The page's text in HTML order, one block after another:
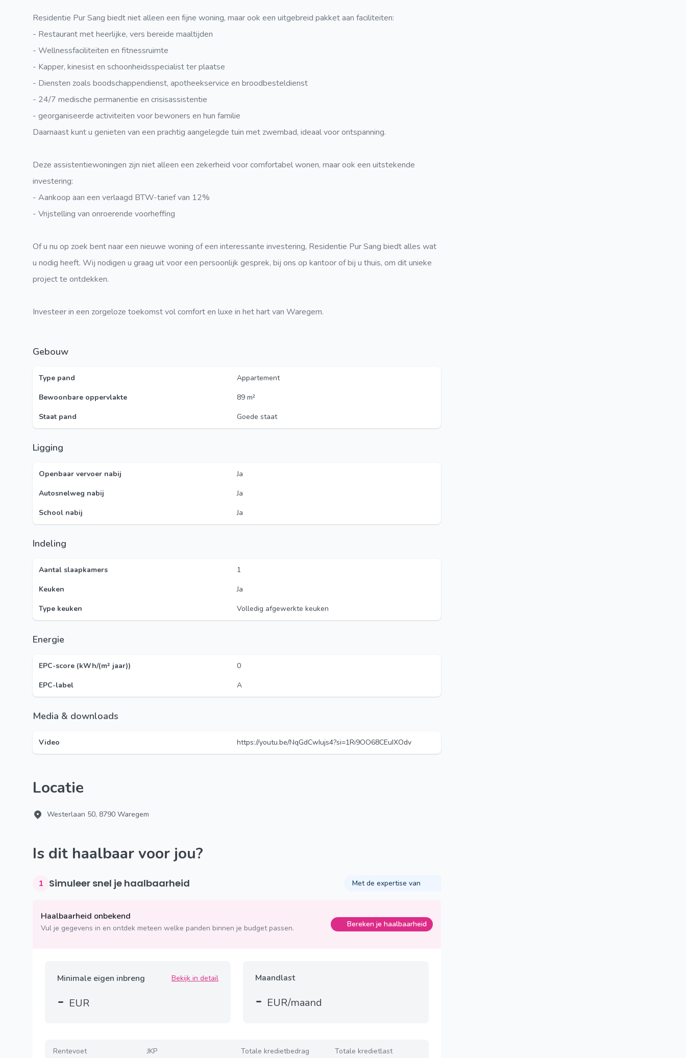
Residentie Pur Sang biedt niet alleen een fijne woning, maar ook een uitgebreid pakket aan faciliteiten:
- Restaurant met heerlijke, vers bereide maaltijden
- Wellnessfaciliteiten en fitnessruimte
- Kapper, kinesist en schoonheidsspecialist ter plaatse
- Diensten zoals boodschappendienst, apotheekservice en broodbesteldienst
- 24/7 medische permanentie en crisisassistentie
- georganiseerde activiteiten voor bewoners en hun familie
Daarnaast kunt u genieten van een prachtig aangelegde tuin met zwembad, ideaal voor ontspanning.
Deze assistentiewoningen zijn niet alleen een zekerheid voor comfortabel wonen, maar ook een uitstekende
investering:
- Aankoop aan een verlaagd BTW-tarief van 12%
- Vrijstelling van onroerende voorheffing
Of u nu op zoek bent naar een nieuwe woning of een interessante investering, Residentie Pur Sang biedt alles wat
u nodig heeft. Wij nodigen u graag uit voor een persoonlijk gesprek, bij ons op kantoor of bij u thuis, om dit unieke
project te ontdekken.
Investeer in een zorgeloze toekomst vol comfort en luxe in het hart van Waregem.
Gebouw
Type pand
Appartement
Bewoonbare oppervlakte
89 m²
Staat pand
Goede staat
Ligging
Openbaar vervoer nabij
Ja
Autosnelweg nabij
Ja
School nabij
Ja
Indeling
Aantal slaapkamers
1
Keuken
Ja
Type keuken
Volledig afgewerkte keuken
Energie
EPC-score (kWh/(m² jaar))
0
EPC-label
A
Media & downloads
Video https://youtu.be/NqGdCwIujs4?si=1Ri9OO68CEuIXOdv
Locatie
Westerlaan 50, 8790 Waregem
Is dit haalbaar voor jou?
1 Simuleer snel je haalbaarheid Met de expertise van
Haalbaarheid onbekend
Vul je gegevens in en ontdek meteen welke panden binnen je budget passen. Bereken je haalbaarheid
Minimale eigen inbreng Bekijk in detail
- EUR
Maandlast
- EUR/maand
Rentevoet
JKP
Totale kredietbedrag
Totale kredietlast